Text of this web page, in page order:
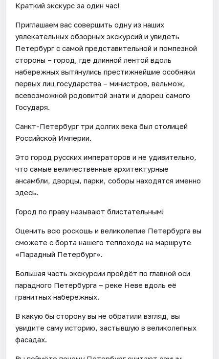
Краткий экскурс за один час!
Приглашаем вас совершить одну из наших
увлекательных обзорных экскурсий и увидеть
Петербург с самой представительной и помпезной
стороны – город, где длинной лентой вдоль
набережных вытянулись престижнейшие особняки
первых лиц государства – министров, вельмож,
всевозможной родовитой знати и дворец самого
Государя.
Санкт-Петербург три долгих века был столицей
Российской Империи.
Это город русских императоров и не удивительно,
что самые величественные архитектурные
ансамбли, дворцы, парки, соборы находятся именно
здесь.
Город по праву называют блистательным!
Оценить всю роскошь и великолепие Петербурга вы
сможете с борта нашего теплохода на маршруте
«Парадный Петербург».
Большая часть экскурсии пройдёт по главной оси
парадного Петербурга – реке Неве вдоль её
гранитных набережных.
В какую бы сторону вы не обратили взгляд, вы
увидите саму историю, застывшую в великолепных
фасадах.